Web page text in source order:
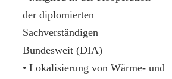
der diplomierten
Sachverständigen
Bundesweit (DIA)
• Lokalisierung von Wärme- und